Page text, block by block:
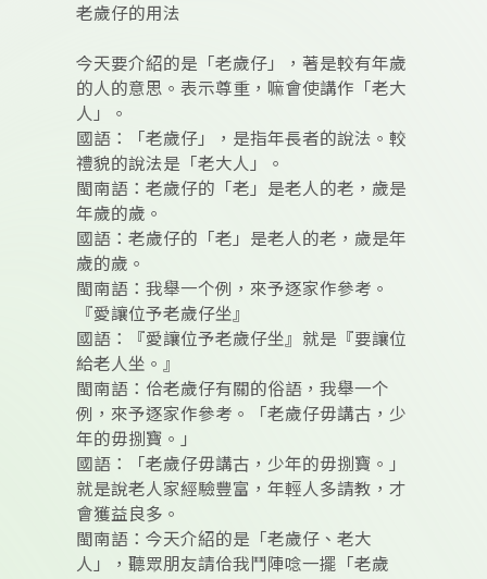
老歲仔的用法
今天要介紹的是「老歲仔」，著是較有年歲
的人的意思。表示尊重，嘛會使講作「老大
人」。
國語：「老歲仔」，是指年長者的說法。較
禮貌的說法是「老大人」。
閩南語：老歲仔的「老」是老人的老，歲是
年歲的歲。
國語：老歲仔的「老」是老人的老，歲是年
歲的歲。
閩南語：我舉一个例，來予逐家作參考。
『愛讓位予老歲仔坐』
國語：『愛讓位予老歲仔坐』就是『要讓位
給老人坐。』
閩南語：佮老歲仔有關的俗語，我舉一个
例，來予逐家作參考。「老歲仔毋講古，少
年的毋捌寶。」
國語：「老歲仔毋講古，少年的毋捌寶。」
就是說老人家經驗豐富，年輕人多請教，才
會獲益良多。
閩南語：今天介紹的是「老歲仔、老大
人」，聽眾朋友請佮我鬥陣唸一擺「老歲